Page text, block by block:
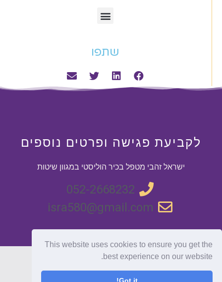
This website uses cookies to ensure you get the
best experience on our website.
שתפו
לקביעת פגישה ופרטים נוספים
ישראל זהבי מטפל בכיר הוליסטי במגוון שיטות
052-2668232
isra580@gmail.com
נבנה על ידיאשכול מדיה – הקמת אתרי אינטרנט